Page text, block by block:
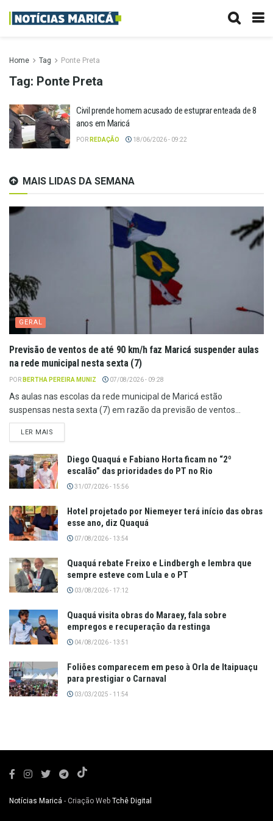
Home Tag Ponte Preta
Tag: Ponte Preta
Civil prende homem acusado de estuprar enteada de 8
anos em Maricá
POR REDAÇÃO 18/06/2026 - 09:22
MAIS LIDAS DA SEMANA
GERAL
Previsão de ventos de até 90 km/h faz Maricá suspender aulas
na rede municipal nesta sexta (7)
POR BERTHA PEREIRA MUNIZ 07/08/2026 - 09:28
As aulas nas escolas da rede municipal de Maricá estão
suspensas nesta sexta (7) em razão da previsão de ventos...
LER MAIS
Diego Quaquá e Fabiano Horta ficam no “2º
escalão” das prioridades do PT no Rio
31/07/2026 - 15:56
Hotel projetado por Niemeyer terá início das obras
esse ano, diz Quaquá
07/08/2026 - 13:54
Quaquá rebate Freixo e Lindbergh e lembra que
sempre esteve com Lula e o PT
03/08/2026 - 17:12
Quaquá visita obras do Maraey, fala sobre
empregos e recuperação da restinga
04/08/2026 - 13:51
Foliões comparecem em peso à Orla de Itaipuaçu
para prestigiar o Carnaval
03/03/2025 - 11:54
Notícias Maricá - Criação Web Tchê Digital